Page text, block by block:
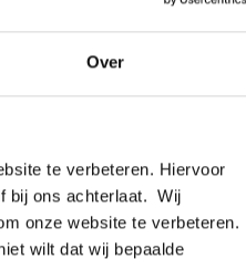
Over
te verbeteren. Hiervoor
bij ons achterlaat. Wij
onze website te verbeteren.
wilt dat wij bepaalde
4,10
0,12
0,16